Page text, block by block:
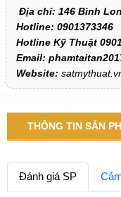
Địa chỉ: 146 Bình
Hotline: 0901373346
Hotline Kỹ Thuật
Email:
Website:
THÔNG TIN SẢN
Đánh giá SP